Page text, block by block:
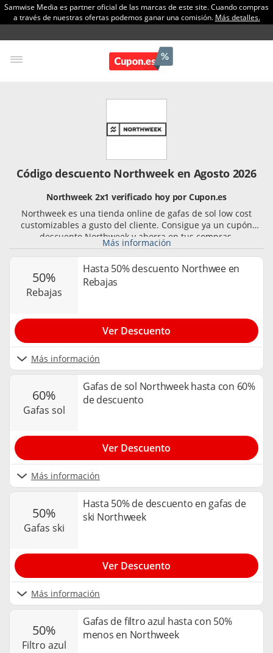
Samwise Media es partner oficial de las marcas de este site. Cuando compras
a través de nuestras ofertas podemos ganar una comisión. Más detalles.
Código descuento Northweek en Agosto 2026
Northweek 2x1 verificado hoy por Cupon.es
Northweek es una tienda online de gafas de sol low cost
customizables a gusto del cliente. Consigue ya un cupón
descuento Northweek y ahorra en tus compras.
Más información
50%
rebajas
Hasta 50% descuento Northwee en
Rebajas
Más información
Ver Descuento
60%
gafas sol
Gafas de sol Northweek hasta con 60%
de descuento
Más información
Ver Descuento
50%
gafas ski
Hasta 50% de descuento en gafas de
ski Northweek
Más información
Ver Descuento
50%
filtro azul
Gafas de filtro azul hasta con 50%
menos en Northweek